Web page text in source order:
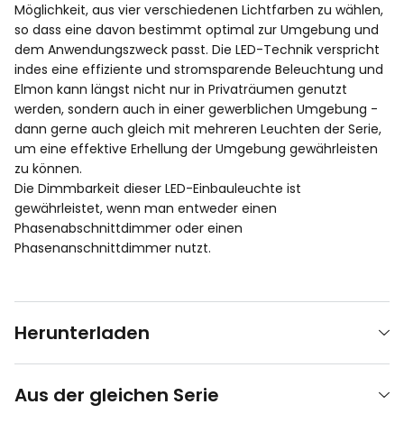
Möglichkeit, aus vier verschiedenen Lichtfarben zu wählen,
so dass eine davon bestimmt optimal zur Umgebung und
dem Anwendungszweck passt. Die LED-Technik verspricht
indes eine effiziente und stromsparende Beleuchtung und
Elmon kann längst nicht nur in Privaträumen genutzt
werden, sondern auch in einer gewerblichen Umgebung -
dann gerne auch gleich mit mehreren Leuchten der Serie,
um eine effektive Erhellung der Umgebung gewährleisten
zu können.
Die Dimmbarkeit dieser LED-Einbauleuchte ist
gewährleistet, wenn man entweder einen
Phasenabschnittdimmer oder einen
Phasenanschnittdimmer nutzt.
Herunterladen
Aus der gleichen Serie